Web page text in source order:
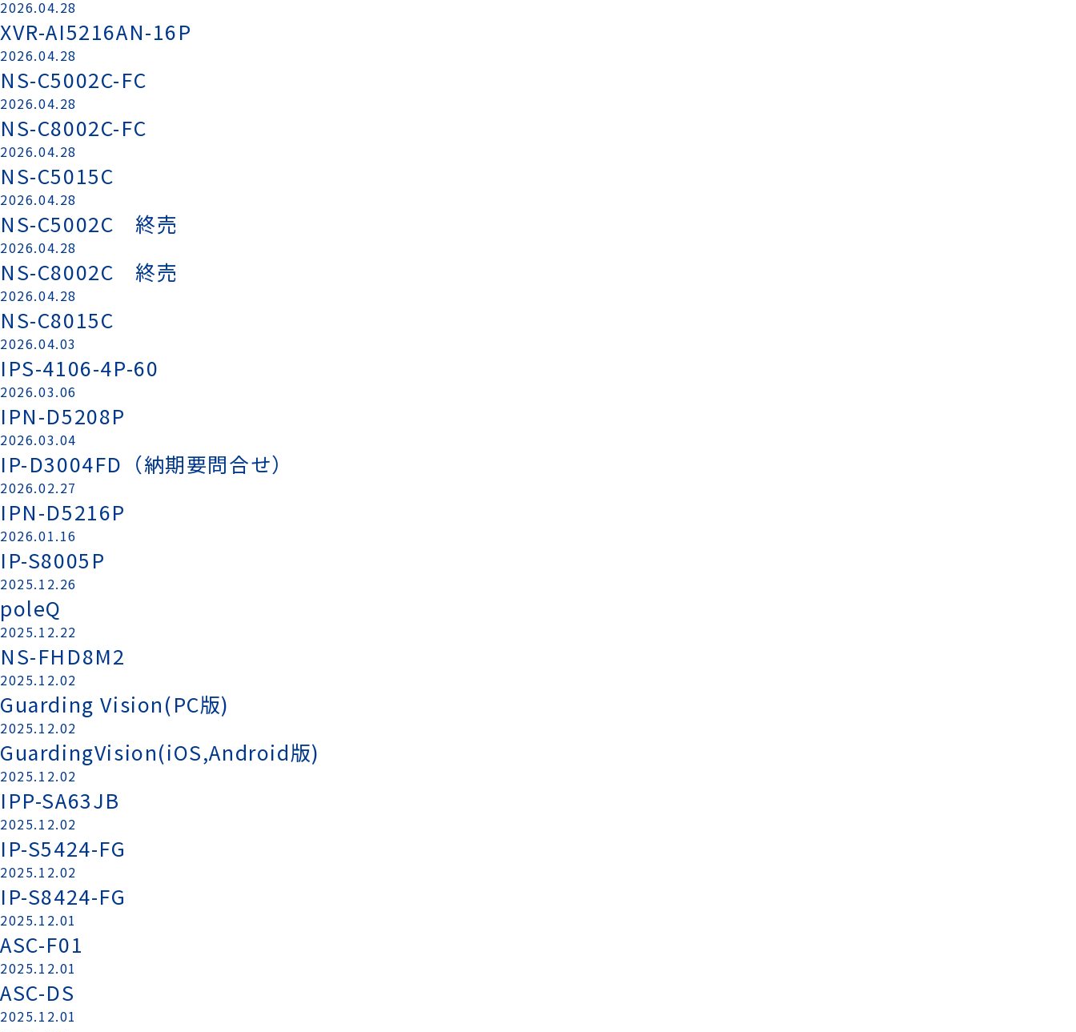
2026.04.28
XVR-AI5216AN-16P
2026.04.28
NS-C5002C-FC
2026.04.28
NS-C8002C-FC
2026.04.28
NS-C5015C
2026.04.28
NS-C5002C 終売
2026.04.28
NS-C8002C 終売
2026.04.28
NS-C8015C
2026.04.03
IPS-4106-4P-60
2026.03.06
IPN-D5208P
2026.03.04
IP-D3004FD（納期要問合せ）
2026.02.27
IPN-D5216P
2026.01.16
IP-S8005P
2025.12.26
poleQ
2025.12.22
NS-FHD8M2
2025.12.02
Guarding Vision(PC版)
2025.12.02
GuardingVision(iOS,Android版)
2025.12.02
IPP-SA63JB
2025.12.02
IP-S5424-FG
2025.12.02
IP-S8424-FG
2025.12.01
ASC-F01
2025.12.01
ASC-DS
2025.12.01